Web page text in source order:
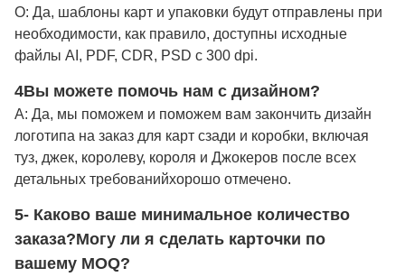
О: Да, шаблоны карт и упаковки будут отправлены при
необходимости, как правило, доступны исходные
файлы AI, PDF, CDR, PSD с 300 dpi.
4Вы можете помочь нам с дизайном?
A: Да, мы поможем и поможем вам закончить дизайн
логотипа на заказ для карт сзади и коробки, включая
туз, джек, королеву, короля и Джокеров после всех
детальных требованийхорошо отмечено.
5- Каково ваше минимальное количество
заказа?Могу ли я сделать карточки по
вашему MOQ?